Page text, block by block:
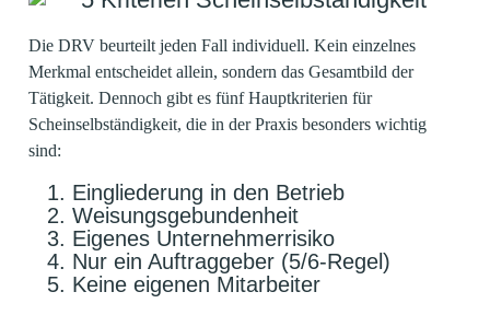
Die DRV beurteilt jeden Fall individuell. Kein einzelnes
Merkmal entscheidet allein, sondern das Gesamtbild der
Tätigkeit. Dennoch gibt es fünf Hauptkriterien für
Scheinselbständigkeit, die in der Praxis besonders wichtig
sind:
Eingliederung in den Betrieb
Weisungsgebundenheit
Eigenes Unternehmerrisiko
Nur ein Auftraggeber (5/6-Regel)
Keine eigenen Mitarbeiter